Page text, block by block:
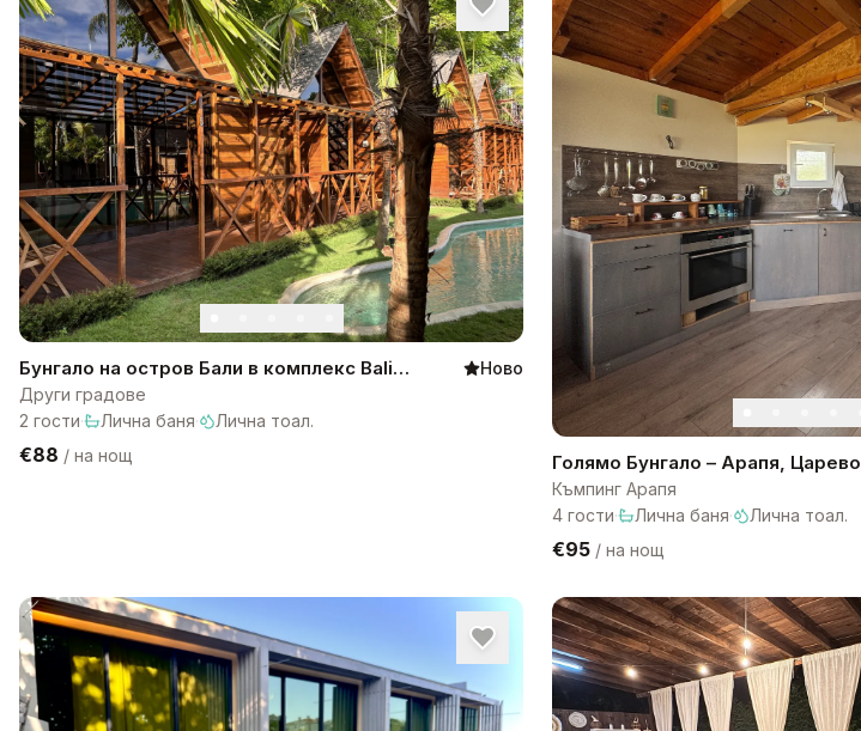
Бунгало на остров Бали в комплекс Bali
Lagoon
Ново
Други градове
2 гости· Лична баня· Лична тоал.
€88 / на нощ Голямо Бунгало – Арапя, Царево
Къмпинг Арапя
4 гости· Лична баня· Лична тоал.
€95 /на нощ